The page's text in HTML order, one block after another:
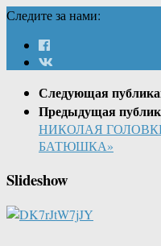
Следите за нами:
Следующая
Предыдущая
НИКОЛАЯ
БАТЮШКА»
Slideshow